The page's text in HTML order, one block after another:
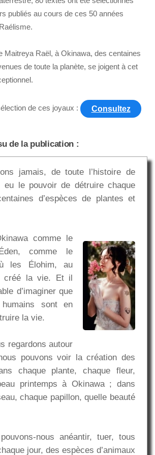
publiés au cours de ces 50 années
Maitreya Raël, à Okinawa, des centaines
de toute la planète, se joigent à cet
de ces joyaux : Consultez
de la publication :
jamais, de toute l’histoire de
eu le pouvoir de détruire chaque
d’espèces de plantes et
comme le
comme le
les Élohim, au
créé la vie. Et il
d’imaginer que
sont en
la vie.
regardons autour
pouvons voir la création des
chaque plante, chaque fleur,
printemps à Okinawa ; dans
chaque papillon, quelle beauté
nous anéantir, tuer, tous
jour, des espèces d’animaux